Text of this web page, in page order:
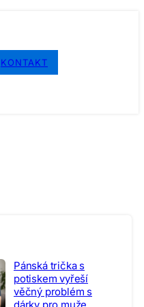
KONTAKT
Pánská trička s
potiskem vyřeší
věčný problém s
dárky pro muže